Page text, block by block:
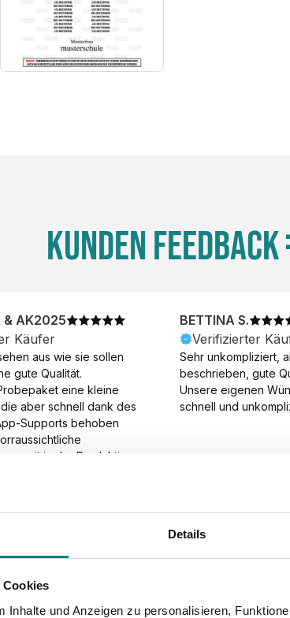
Details
Cookies
Inhalte und Anzeigen zu personalisieren,
Kunden
& AK2025
Käufer
aus wie sie sollen
gute Qualität.
eine kleine
aber schnell dank des
Supports behoben
in der Produktion
Produktion.
BETTINA S.
Verifizierter
Sehr unkompliziert,
beschrieben, gute
Unsere eigenen
schnell und